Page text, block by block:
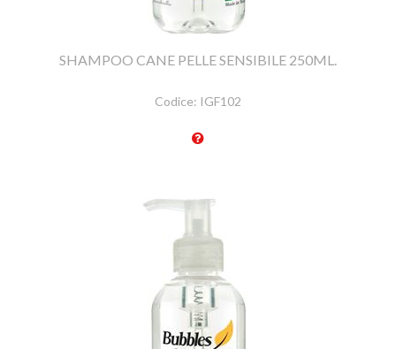
SHAMPOO CANE PELLE SENSIBILE 250ML.
Codice: IGF102